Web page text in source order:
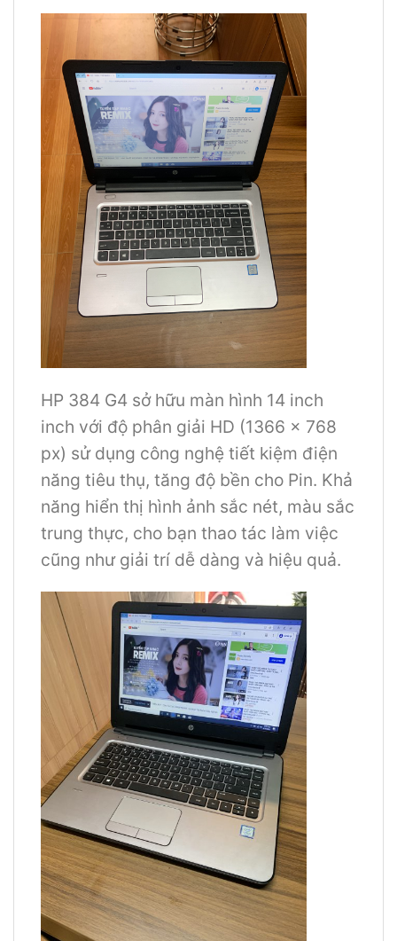
HP 384 G4 sở hữu màn hình 14 inch
inch với độ phân giải HD (1366 x 768
px) sử dụng công nghệ tiết kiệm điện
năng tiêu thụ, tăng độ bền cho Pin. Khả
năng hiển thị hình ảnh sắc nét, màu sắc
trung thực, cho bạn thao tác làm việc
cũng như giải trí dễ dàng và hiệu quả.